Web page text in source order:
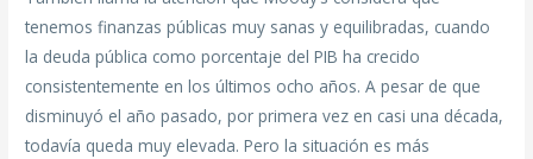
tenemos finanzas públicas muy sanas y equilibradas, cuando
la deuda pública como porcentaje del PIB ha crecido
consistentemente en los últimos ocho años. A pesar de que
disminuyó el año pasado, por primera vez en casi una década,
todavía queda muy elevada. Pero la situación es más